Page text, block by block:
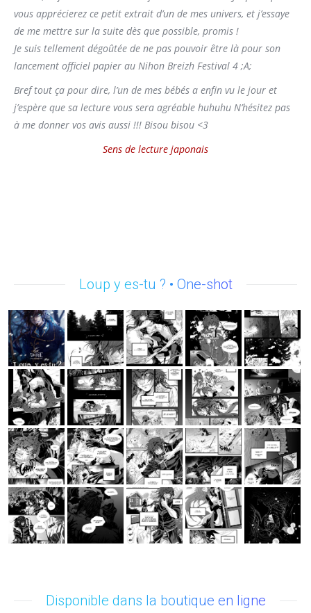
vous apprécierez ce petit extrait d’un de mes univers, et j’essaye
de me mettre sur la suite dès que possible, promis !
Je suis tellement dégoûtée de ne pas pouvoir être là pour son
lancement officiel papier au Nihon Breizh Festival 4 ;A;
Bref tout ça pour dire, l’un de mes bébés a enfin vu le jour et
j’espère que sa lecture vous sera agréable huhuhu N’hésitez pas
à me donner vos avis aussi !!! Bisou bisou <3
Sens de lecture japonais
Loup y es-tu ? • One-shot
Disponible dans la boutique en ligne